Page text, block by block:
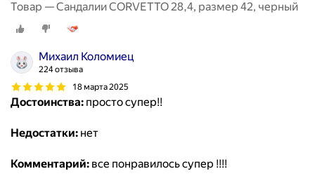
Товар — Сандалии CORVETTO 28,4, размер 42, черный
Михаил Коломиец
224 отзыва
18 марта 2025
Достоинства: просто супер!!
Недостатки: нет
Комментарий: все понравилось супер !!!!